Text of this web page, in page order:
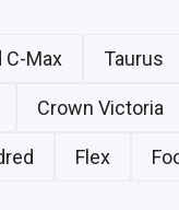
C-Max Taurus
Crown Victoria
Flex